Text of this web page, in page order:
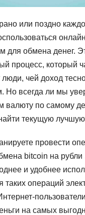
или поздно
для обмена денег.
процесс, который
люди, чей доход
Но всегда ли мы
валюту по самому
текущую
провести
bitcoin на рубли
и удобнее
таких операций
на самых